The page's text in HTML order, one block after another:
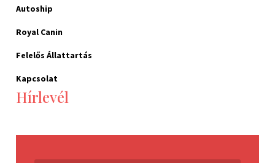
Autoship
Royal Canin
Felelős Állattartás
Kapcsolat
Hírlevél